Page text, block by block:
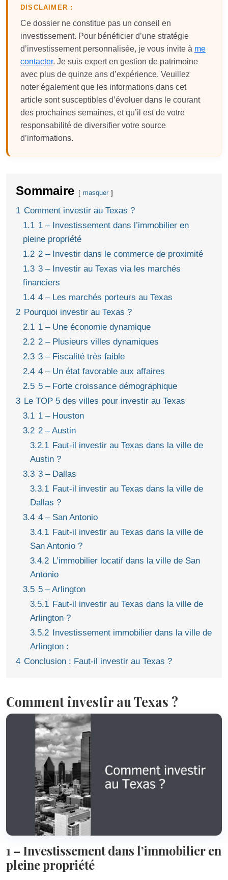
DISCLAIMER :
Ce dossier ne constitue pas un conseil en
investissement. Pour bénéficier d’une stratégie
d’investissement personnalisée, je vous invite à me
contacter. Je suis expert en gestion de patrimoine
avec plus de quinze ans d’expérience. Veuillez
noter également que les informations dans cet
article sont susceptibles d’évoluer dans le courant
des prochaines semaines, et qu’il est de votre
responsabilité de diversifier votre source
d’informations.
Sommaire masquer
1 Comment investir au Texas ?
1.1 1 – Investissement dans l’immobilier en
pleine propriété
1.2 2 – Investir dans le commerce de proximité
1.3 3 – Investir au Texas via les marchés
financiers
1.4 4 – Les marchés porteurs au Texas
2 Pourquoi investir au Texas ?
2.1 1 – Une économie dynamique
2.2 2 – Plusieurs villes dynamiques
2.3 3 – Fiscalité très faible
2.4 4 – Un état favorable aux affaires
2.5 5 – Forte croissance démographique
3 Le TOP 5 des villes pour investir au Texas
3.1 1 – Houston
3.2 2 – Austin
3.2.1 Faut-il investir au Texas dans la ville de
Austin ?
3.3 3 – Dallas
3.3.1 Faut-il investir au Texas dans la ville de
Dallas ?
3.4 4 – San Antonio
3.4.1 Faut-il investir au Texas dans la ville de
San Antonio ?
3.4.2 L’immobilier locatif dans la ville de San
Antonio
3.5 5 – Arlington
3.5.1 Faut-il investir au Texas dans la ville de
Arlington ?
3.5.2 Investissement immobilier dans la ville de
Arlington :
4 Conclusion : Faut-il investir au Texas ?
Comment investir au Texas ?
1 – Investissement dans l’immobilier en
pleine propriété